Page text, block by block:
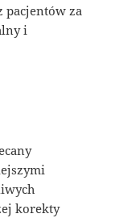
pacjentów za
i
korekty